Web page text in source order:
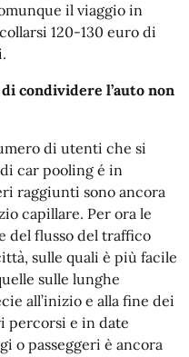
il viaggio in
120-130 euro di
condividere l’auto non
di utenti che si
car pooling é in
raggiunti sono ancora
capillare. Per ora le
del flusso del traffico
sulle quali è più facile
sulle lunghe
all’inizio e alla fine dei
percorsi e in date
o passeggeri è ancora